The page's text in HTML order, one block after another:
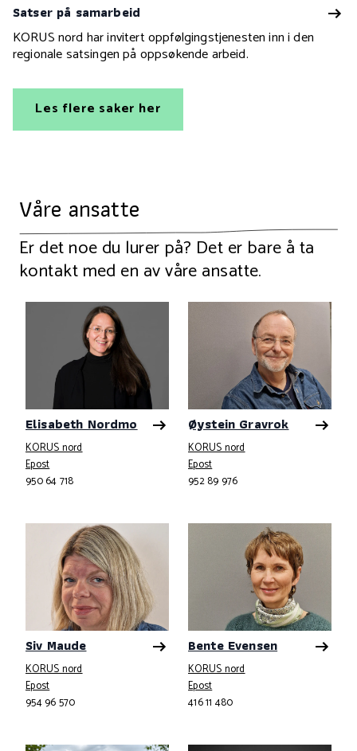
Satser på samarbeid
KORUS nord har invitert oppfølgingstjenesten inn i den
regionale satsingen på oppsøkende arbeid.
Les flere saker her
Våre ansatte
Er det noe du lurer på? Det er bare å ta
kontakt med en av våre ansatte.
Elisabeth Nordmo
KORUS nord
EpostTelefonnummer
950 64 718
Øystein Gravrok
KORUS nord
EpostTelefonnummer
952 89 976
Siv Maude
KORUS nord
EpostTelefonnummer
954 96 570
Bente Evensen
KORUS nord
EpostTelefonnummer
416 11 480